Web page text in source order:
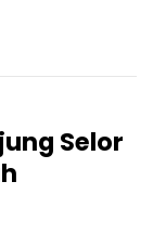
Selor